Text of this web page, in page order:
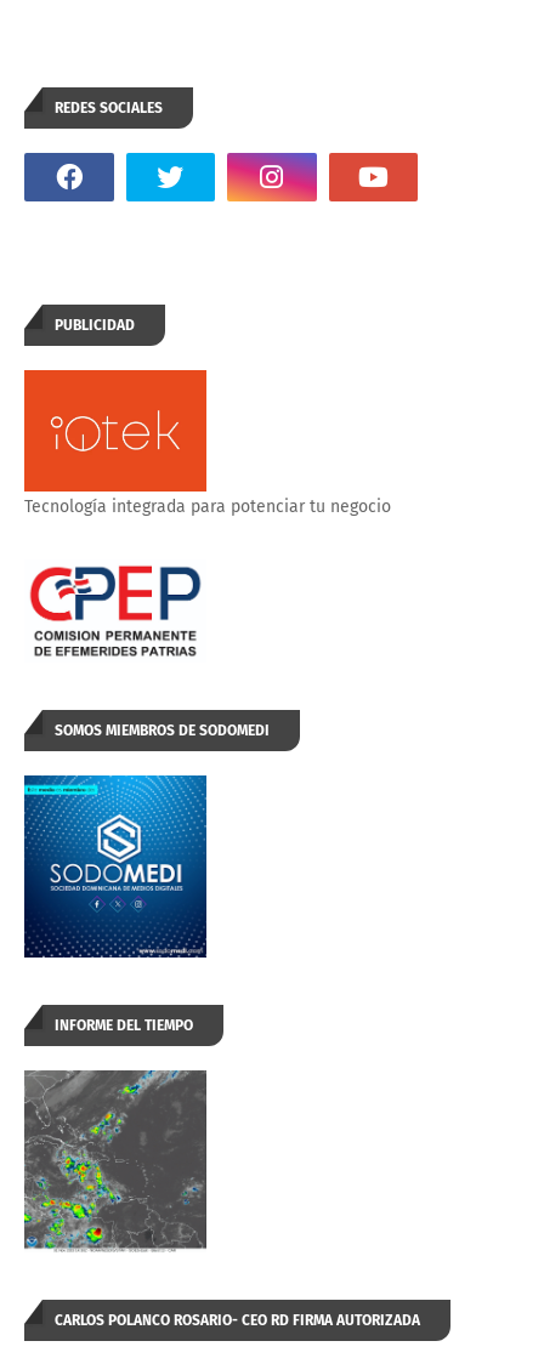
REDES SOCIALES
PUBLICIDAD
Tecnología integrada para potenciar tu negocio
SOMOS MIEMBROS DE SODOMEDI
INFORME DEL TIEMPO
CARLOS POLANCO ROSARIO- CEO RD FIRMA AUTORIZADA